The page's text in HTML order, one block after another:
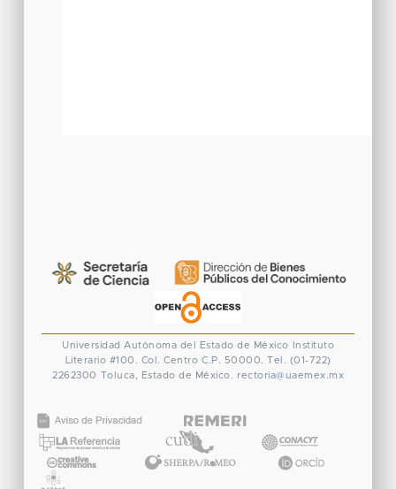
Universidad Autónoma del Estado de México
Instituto
Literario #100. Col. Centro C.P. 50000. Tel. (01-722)
2262300 Toluca, Estado de México. rectoria@uaemex.mx